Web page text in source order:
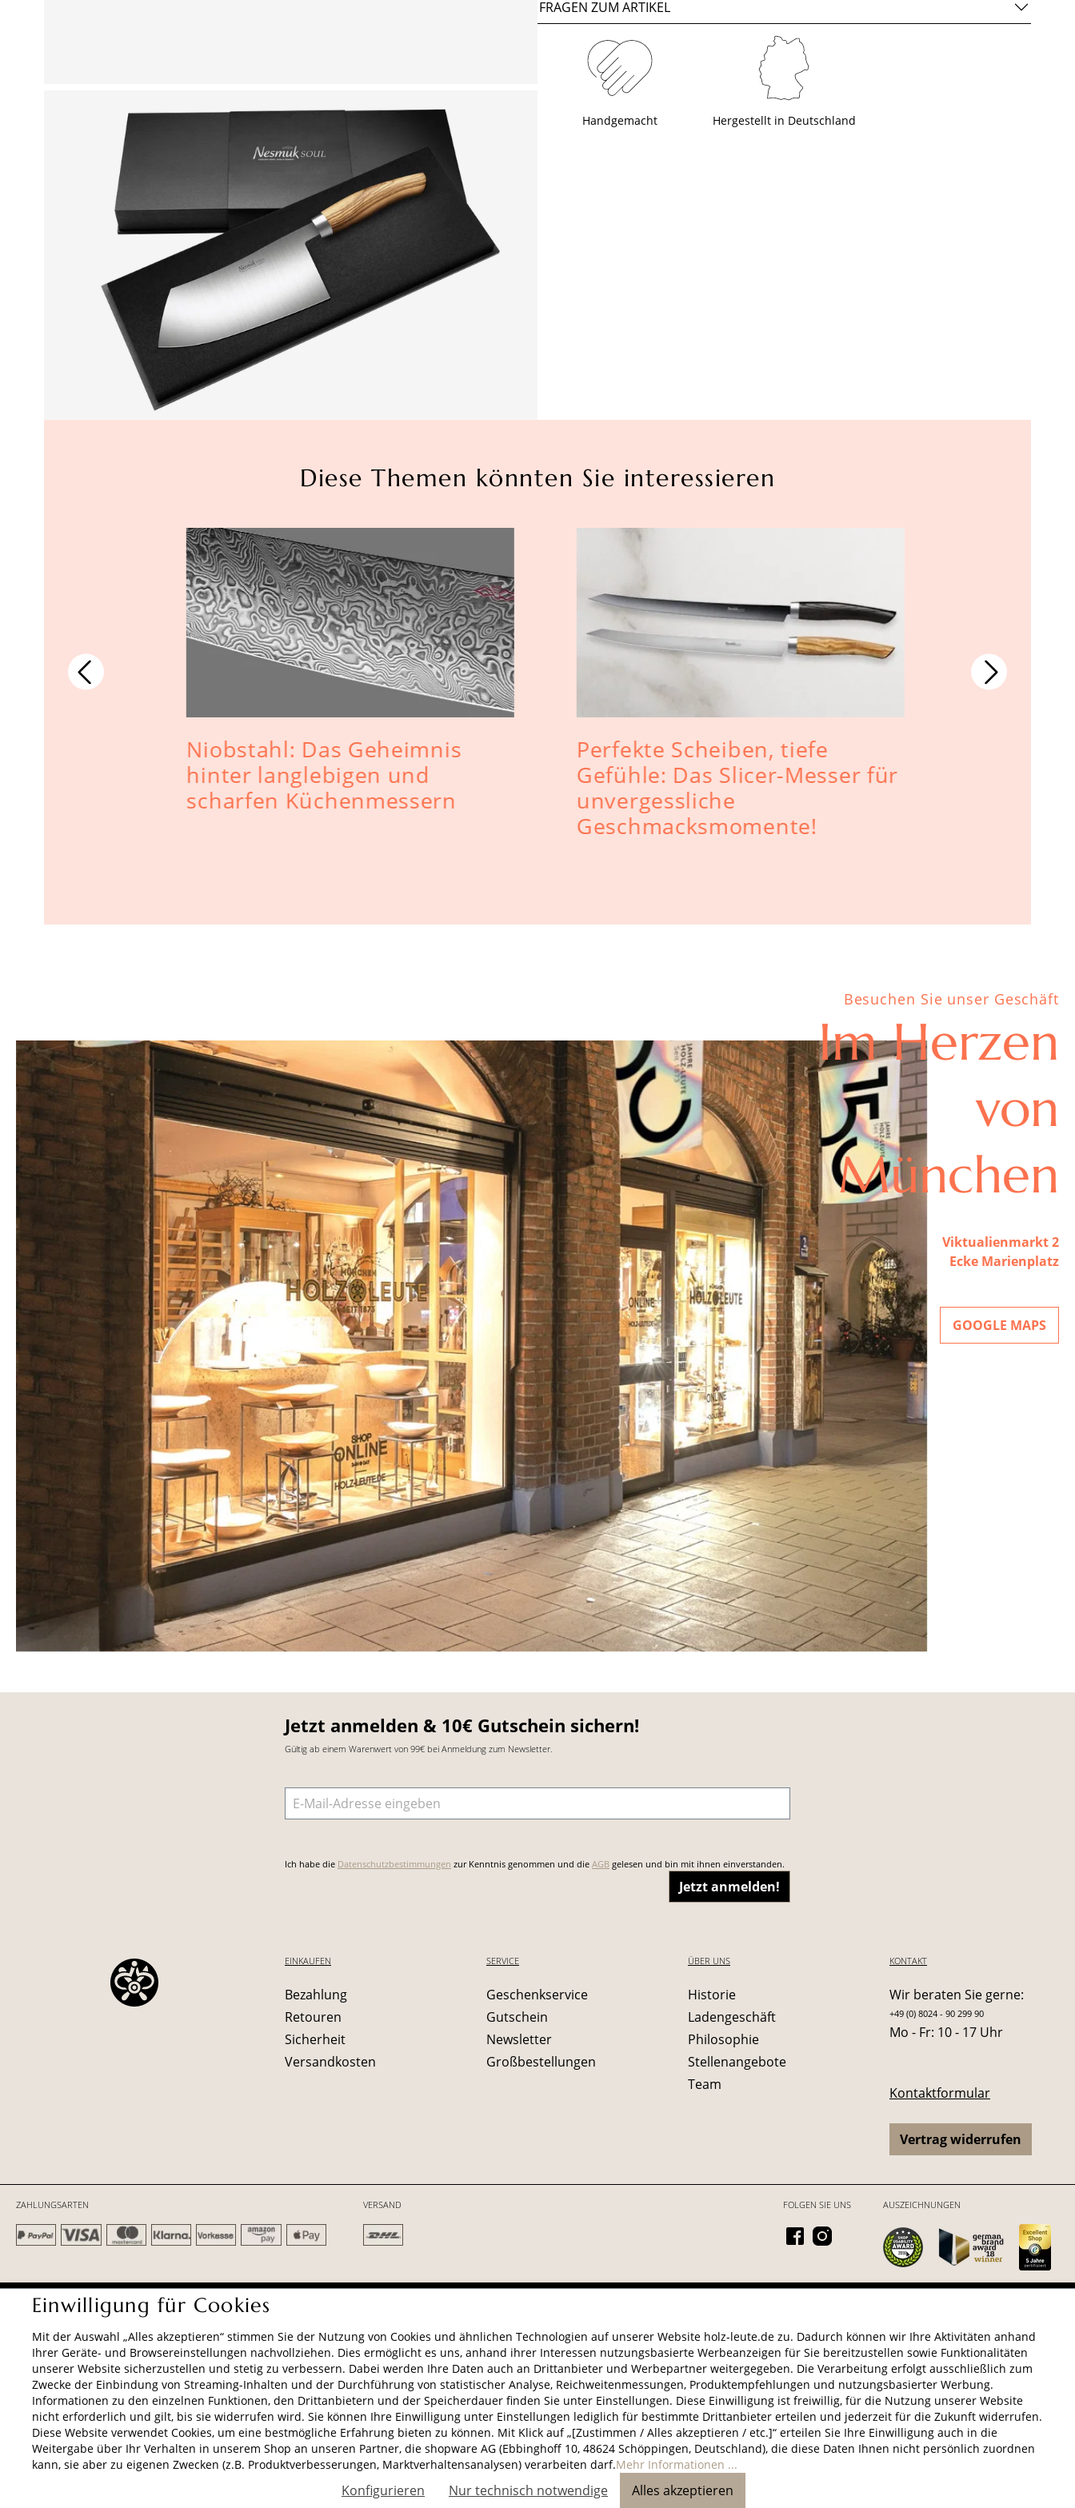
FRAGEN ZUM ARTIKEL
Handgemacht Hergestellt in Deutschland
Diese Themen könnten Sie interessieren
Niobstahl: Das Geheimnis
hinter langlebigen und
scharfen Küchenmessern
Perfekte Scheiben, tiefe
Gefühle: Das Slicer-Messer für
unvergessliche
Geschmacksmomente!
Besuchen Sie unser Geschäft
Im Herzen
von
München
Viktualienmarkt 2
Ecke Marienplatz
GOOGLE MAPS
Jetzt anmelden & 10€ Gutschein sichern!
Gültig ab einem Warenwert von 99€ bei Anmeldung zum Newsletter.
E-Mail-Adresse
Ich habe die Datenschutzbestimmungen zur Kenntnis genommen und die AGB gelesen und bin mit ihnen einverstanden.
Jetzt anmelden!
EINKAUFEN
Bezahlung
Retouren
Sicherheit
Versandkosten
SERVICE
Geschenkservice
Gutschein
Newsletter
Großbestellungen
ÜBER UNS
Historie
Ladengeschäft
Philosophie
Stellenangebote
Team
KONTAKT
Wir beraten Sie gerne:
+49 (0) 8024 - 90 299 90
Mo - Fr: 10 - 17 Uhr
Kontaktformular
Vertrag widerrufen
ZAHLUNGSARTEN VERSAND FOLGEN SIE UNS AUSZEICHNUNGEN
Datenschutz Impressum
Einwilligung für Cookies
Mit der Auswahl „Alles akzeptieren“ stimmen Sie der Nutzung von Cookies und ähnlichen Technologien auf unserer Website holz-leute.de zu. Dadurch können wir Ihre Aktivitäten anhand
Ihrer Geräte- und Browsereinstellungen nachvollziehen. Dies ermöglicht es uns, anhand ihrer Interessen nutzungsbasierte Werbeanzeigen für Sie bereitzustellen sowie Funktionalitäten
unserer Website sicherzustellen und stetig zu verbessern. Dabei werden Ihre Daten auch an Drittanbieter und Werbepartner weitergegeben. Die Verarbeitung erfolgt ausschließlich zum
Zwecke der Einbindung von Streaming-Inhalten und der Durchführung von statistischer Analyse, Reichweitenmessungen, Produktempfehlungen und nutzungsbasierter Werbung.
Informationen zu den einzelnen Funktionen, den Drittanbietern und der Speicherdauer finden Sie unter Einstellungen. Diese Einwilligung ist freiwillig, für die Nutzung unserer Website
nicht erforderlich und gilt, bis sie widerrufen wird. Sie können Ihre Einwilligung unter Einstellungen lediglich für bestimmte Drittanbieter erteilen und jederzeit für die Zukunft widerrufen.
Diese Website verwendet Cookies, um eine bestmögliche Erfahrung bieten zu können. Mit Klick auf „[Zustimmen / Alles akzeptieren / etc.]“ erteilen Sie Ihre Einwilligung auch in die
Weitergabe über Ihr Verhalten in unserem Shop an unseren Partner, die shopware AG (Ebbinghoff 10, 48624 Schöppingen, Deutschland), die diese Daten Ihnen nicht persönlich zuordnen
kann, sie aber zu eigenen Zwecken (z.B. Produktverbesserungen, Marktverhaltensanalysen) verarbeiten darf.Mehr Informationen ...
Nur technisch notwendige
Konfigurieren Alles akzeptieren